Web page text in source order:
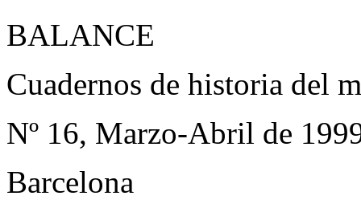
BALANCE
Cuadernos de historia del
Nº 16, Marzo-Abril de
Barcelona